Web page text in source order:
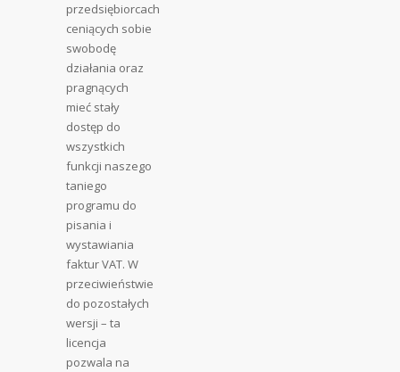
przedsiębiorcach
ceniących sobie
swobodę
działania oraz
pragnących
mieć stały
dostęp do
wszystkich
funkcji naszego
taniego
programu do
pisania i
wystawiania
faktur VAT. W
przeciwieństwie
do pozostałych
wersji – ta
licencja
pozwala na